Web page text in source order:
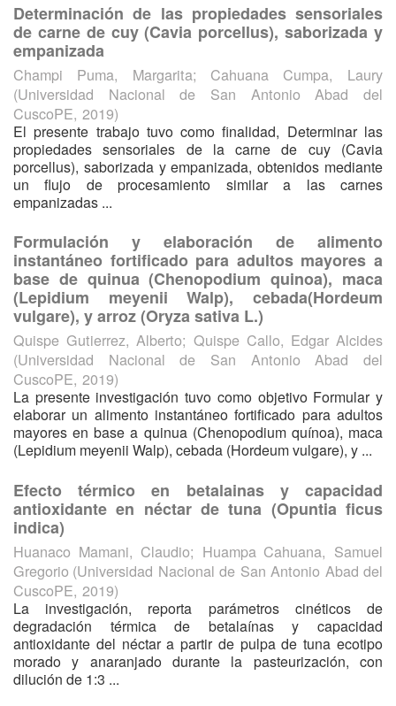
Determinación de las propiedades sensoriales
de carne de cuy (Cavia porcellus), saborizada y
empanizada
Champi Puma, Margarita; Cahuana Cumpa, Laury
(Universidad Nacional de San Antonio Abad del
CuscoPE, 2019)
El presente trabajo tuvo como finalidad, Determinar las
propiedades sensoriales de la carne de cuy (Cavia
porcellus), saborizada y empanizada, obtenidos mediante
un flujo de procesamiento similar a las carnes
empanizadas ...
Formulación y elaboración de alimento
instantáneo fortificado para adultos mayores a
base de quinua (Chenopodium quinoa), maca
(Lepidium meyenii Walp), cebada(Hordeum
vulgare), y arroz (Oryza sativa L.)
Quispe Gutierrez, Alberto;Quispe Callo, Edgar Alcides
(Universidad Nacional de San Antonio Abad del
CuscoPE, 2019)
La presente investigación tuvo como objetivo Formular y
elaborar un alimento instantáneo fortificado para adultos
mayores en base a quinua (Chenopodium quínoa), maca
(Lepidium meyenii Walp), cebada (Hordeum vulgare), y ...
Efecto térmico en betalainas y capacidad
antioxidante en néctar de tuna (Opuntia ficus
indica)
Huanaco Mamani, Claudio; Huampa Cahuana, Samuel
Gregorio (Universidad Nacional de San Antonio Abad del
CuscoPE, 2019)
La investigación, reporta parámetros cinéticos de
degradación térmica de betalaínas y capacidad
antioxidante del néctar a partir de pulpa de tuna ecotipo
morado y anaranjado durante la pasteurización, con
dilución de 1:3 ...